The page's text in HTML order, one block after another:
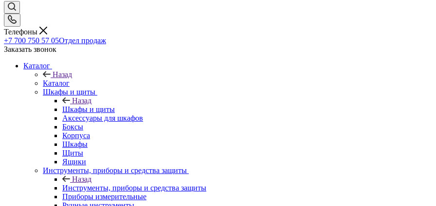
Телефоны
+7 700 750 57 05Отдел продаж
Заказать звонок
Каталог
Назад
Каталог
Шкафы и щиты
Назад
Шкафы и щиты
Аксессуары для шкафов
Боксы
Корпуса
Шкафы
Щиты
Ящики
Инструменты, приборы и средства защиты
Назад
Инструменты, приборы и средства защиты
Приборы измерительные